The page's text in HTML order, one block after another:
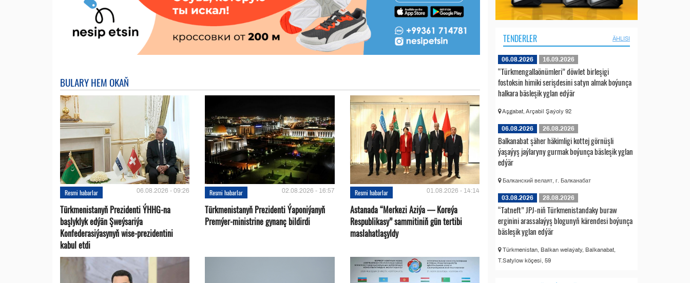
BULARY HEM OKAŇ
Resmi habarlar 06.08.2026 - 09:26
Türkmenistanyň Prezidenti ÝHHG-na
başlyklyk edýän Şweýsariýa
Konfederasiýasynyň wise-prezidentini
kabul etdi
Resmi habarlar 02.08.2026 - 16:57
Türkmenistanyň Prezidenti Ýaponiýanyň
Premýer-ministrine gynanç bildirdi
Resmi habarlar 01.08.2026 - 14:14
Astanada “Merkezi Aziýa — Koreýa
Respublikasy” sammitiniň gün tertibi
maslahatlaşyldy
TENDERLER ÄHLISI
06.08.2026 16.09.2026
“Türkmengallaönümleri” döwlet birleşigi
fostoksin himiki serişdesini satyn almak boýunça
halkara bäsleşik yglan edýär
Aşgabat, Arçabil Şaýoly 92
06.08.2026 26.08.2026
Balkanabat şäher häkimligi kottej görnüşli
ýaşaýyş jaýlaryny gurmak boýunça bäsleşik yglan
edýär
Балканский велаят, г. Балканабат
03.08.2026 28.08.2026
“Tatneft” JPJ-niň Türkmenistandaky buraw
erginini arassalaýyş blogunyň kärendesi boýunça
bäsleşik yglan edýär
Türkmenistan, Balkan welaýaty, Balkanabat,
T.Satylow köçesi, 59